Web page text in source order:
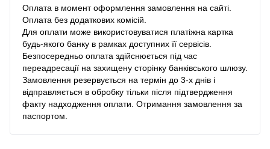
Оплата в момент оформлення замовлення на сайті.
Оплата без додаткових комісій.
Для оплати може використовуватися платіжна картка
будь-якого банку в рамках доступних її сервісів.
Безпосередньо оплата здійснюється під час
переадресації на захищену сторінку банківського шлюзу.
Замовлення резервується на термін до 3-х днів і
відправляється в обробку тільки після підтвердження
факту надходження оплати. Отримання замовлення за
паспортом.